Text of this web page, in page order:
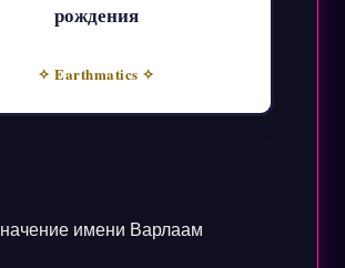
рождения
✧ Earthmatics ✧
имени Варлаам